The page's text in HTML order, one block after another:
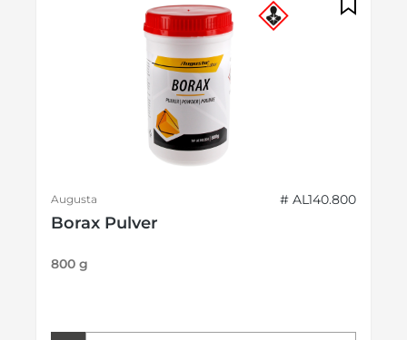
Augusta # AL140.800
Borax Pulver
800 g